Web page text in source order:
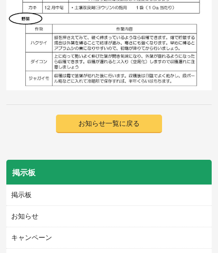
お知らせ一覧に戻る
掲示板
掲示板
お知らせ
キャンペーン